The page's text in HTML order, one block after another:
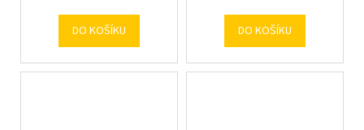
DO KOŠÍKU DO KOŠÍKU